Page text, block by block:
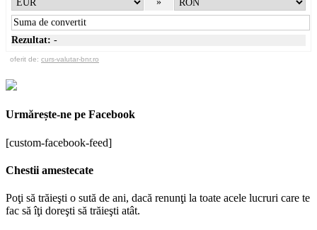
Rezultat: -
oferit de: curs-valutar-bnr.ro
Urmărește-ne pe Facebook
[custom-facebook-feed]
Chestii amestecate
Poţi să trăieşti o sută de ani, dacă renunţi la toate acele lucruri care te
fac să îţi doreşti să trăieşti atât.